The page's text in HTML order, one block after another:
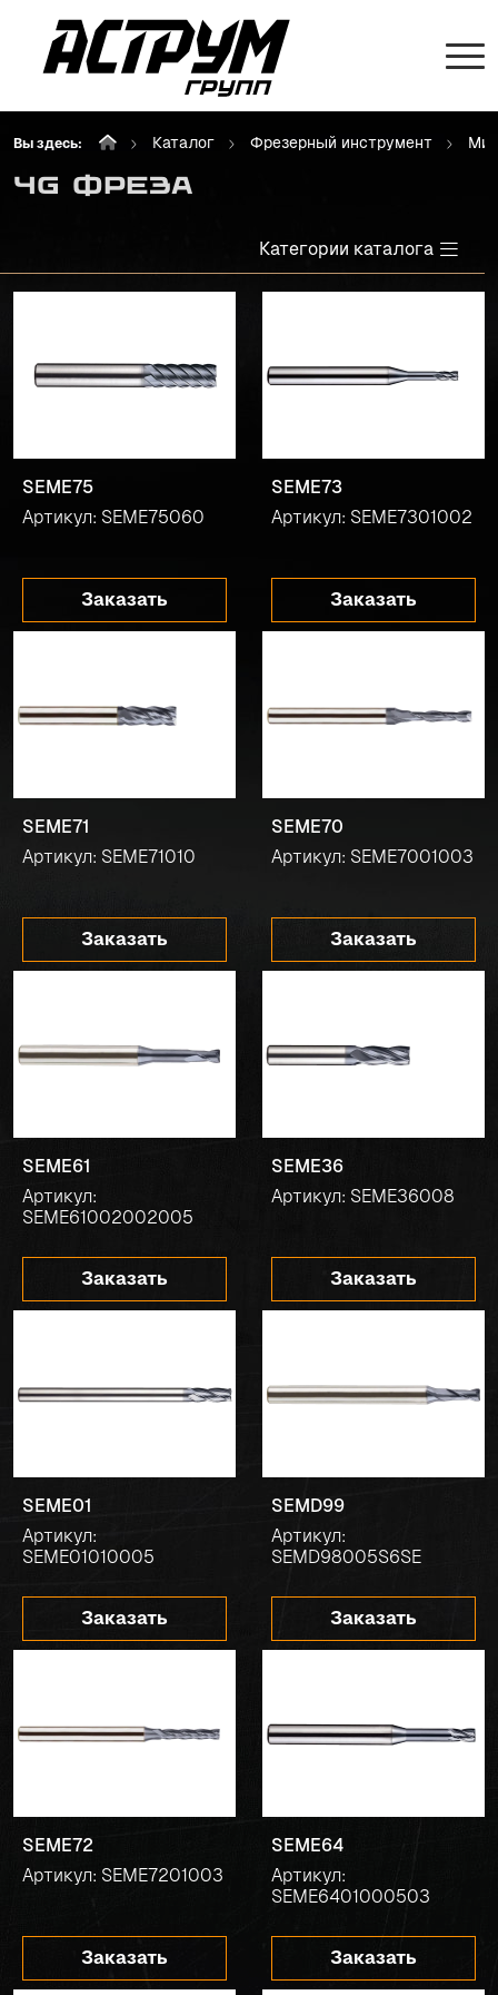
Вы здесь: Каталог Фрезерный инструмент
4G ФРЕЗА
Категории каталога
SEME75
Артикул: SEME75060
Заказать
SEME73
Артикул: SEME7301002
Заказать
SEME71
Артикул: SEME71010
Заказать
SEME70
Артикул: SEME7001003
Заказать
SEME61
Артикул:
SEME61002002005
Заказать
SEME36
Артикул: SEME36008
Заказать
SEME01
Артикул:
SEME01010005
Заказать
SEMD99
Артикул:
SEMD98005S6SE
Заказать
SEME72
Артикул: SEME7201003
Заказать
SEME64
Артикул:
SEME6401000503
Заказать